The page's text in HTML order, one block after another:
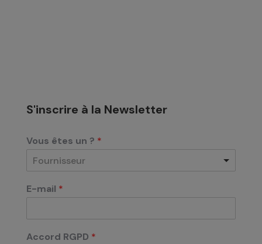
S'inscrire à la Newsletter
Vous êtes un ? *
Fournisseur
E-mail *
Accord RGPD *